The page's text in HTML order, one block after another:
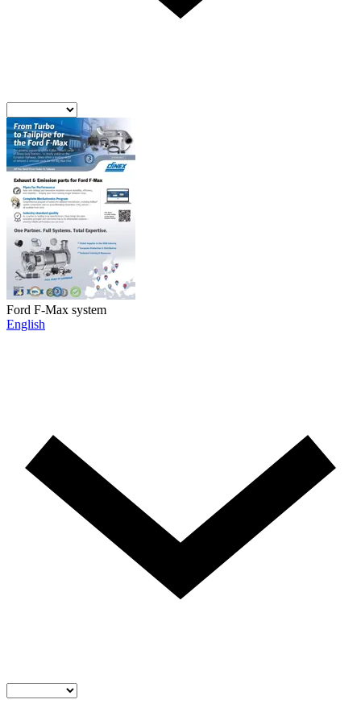
Ford F-Max system
English